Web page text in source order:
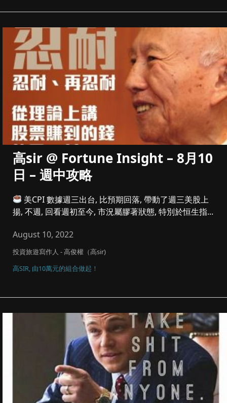
高sir @ Fortune Insight – 8月10
日 – 週中攻略
美CPI 數據週三出台, 比預期回落, 帶動了週三美股上
揚, 不週, 回看週初至今, 市況屬膠著狀態, 特別於恒生指...
August 10, 2022
投資旅遊寫作人 - 高俊權（高sir)
高SIR, 由10萬元的組合做起！